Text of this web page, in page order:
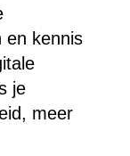
en kennis
je
meer